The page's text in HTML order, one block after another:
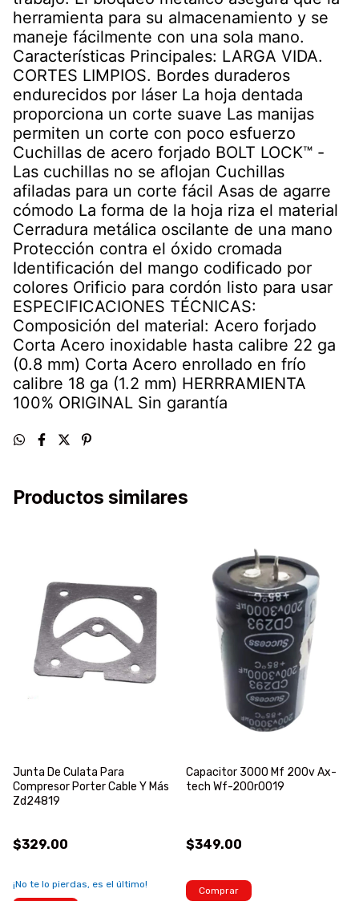
herramienta para su almacenamiento y se
maneje fácilmente con una sola mano.
Características Principales: LARGA VIDA.
CORTES LIMPIOS. Bordes duraderos
endurecidos por láser La hoja dentada
proporciona un corte suave Las manijas
permiten un corte con poco esfuerzo
Cuchillas de acero forjado BOLT LOCK™ -
Las cuchillas no se aflojan Cuchillas
afiladas para un corte fácil Asas de agarre
cómodo La forma de la hoja riza el material
Cerradura metálica oscilante de una mano
Protección contra el óxido cromada
Identificación del mango codificado por
colores Orificio para cordón listo para usar
ESPECIFICACIONES TÉCNICAS:
Composición del material: Acero forjado
Corta Acero inoxidable hasta calibre 22 ga
(0.8 mm) Corta Acero enrollado en frío
calibre 18 ga (1.2 mm) HERRRAMIENTA
100% ORIGINAL Sin garantía
Productos similares
Junta De Culata Para
Compresor Porter Cable Y Más
Zd24819
$329.00
¡No te lo pierdas, es el último!
Capacitor 3000 Mf 200v Ax-
tech Wf-200r0019
$349.00
Comprar